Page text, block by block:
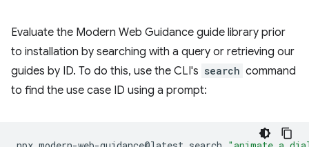
Evaluate the Modern Web Guidance guide library prior
to installation by searching with a query or retrieving our
guides by ID. To do this, use the CLI's search command
to find the use case ID using a prompt: